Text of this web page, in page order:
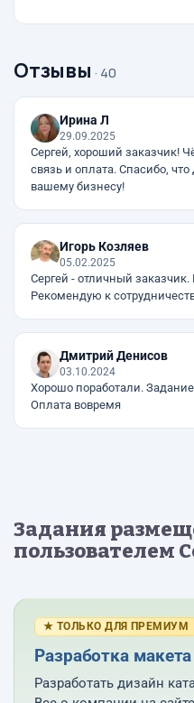
Отзывы · 40
Ирина Л
29.09.2025
Сергей, хороший заказчик!
связь и оплата. Спасибо, что доверили свой
вашему бизнесу!
Игорь Козляев
05.02.2025
Сергей - отличный
Рекомендую к
Дмитрий Денисов
03.10.2024
Хорошо поработали.
Оплата вовремя
Задания
пользователем
★ ТОЛЬКО ДЛЯ ПРЕМИУМ
Разработка
Разработать дизайн